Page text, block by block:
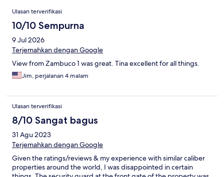
Ulasan
Ulasan terverifikasi
10/10 Sempurna
9 Jul 2026
Terjemahkan dengan Google
View from Zambuco 1 was great. Tina excellent for all things.
Jim, perjalanan 4 malam
Ulasan terverifikasi
8/10 Sangat bagus
31 Agu 2023
Terjemahkan dengan Google
Given the ratings/reviews & my experience with similar caliber
properties around the world, I was disappointed in certain